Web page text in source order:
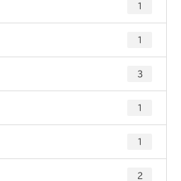
1
1
3
1
1
2